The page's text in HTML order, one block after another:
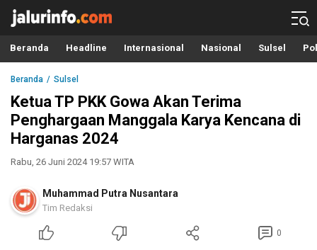
Info Terbaru, Berita Terkini Hari Ini, Jalurinfo.com
Terkini, Akurat dan Terpercaya
Beranda Headline Internasional Nasional Sulsel
Beranda Sulsel
Ketua TP PKK Gowa Akan Terima
Penghargaan Manggala Karya Kencana di
Harganas 2024
Rabu, 26 Juni 2024 19:57 WITA
Muhammad Putra Nusantara
Tim Redaksi
0